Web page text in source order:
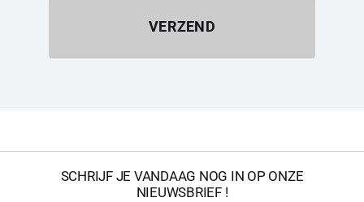
VERZEND
SCHRIJF JE VANDAAG NOG IN OP ONZE
NIEUWSBRIEF !